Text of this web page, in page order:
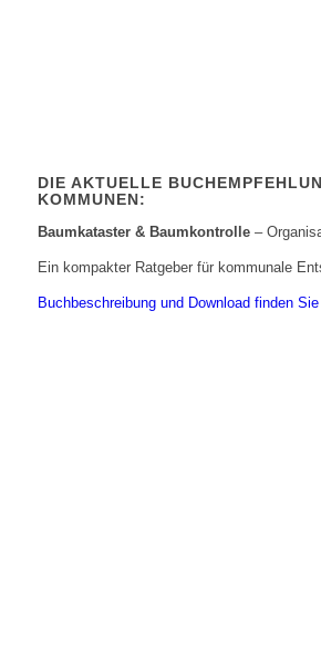
DIE AKTUELLE
KOMMUNEN:
Baumkataster & Baumkontrolle –
Ein kompakter Ratgeber für kommunale
Buchbeschreibung und Download finden